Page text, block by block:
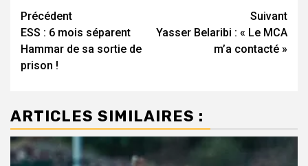
Navigation
d’article
Précédent
ESS : 6 mois séparent
Hammar de sa sortie de
prison !
Suivant
Yasser Belaribi : « Le MCA
m’a contacté »
ARTICLES SIMILAIRES :